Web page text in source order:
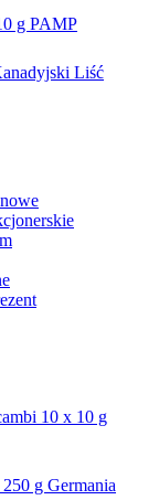
g PAMP
Liść
10 x 10 g
g Germania